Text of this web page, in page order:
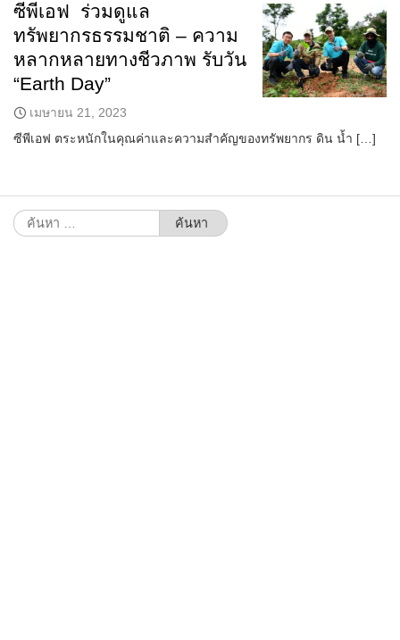
ซีพีเอฟ ร่วมดูแล
ทรัพยากรธรรมชาติ – ความ
หลากหลายทางชีวภาพ รับวัน
“Earth Day”
เมษายน 21, 2023
ซีพีเอฟ ตระหนักในคุณค่าและความสำคัญของทรัพยากร ดิน น้ำ […]
ค้นหา
สำหรับ: